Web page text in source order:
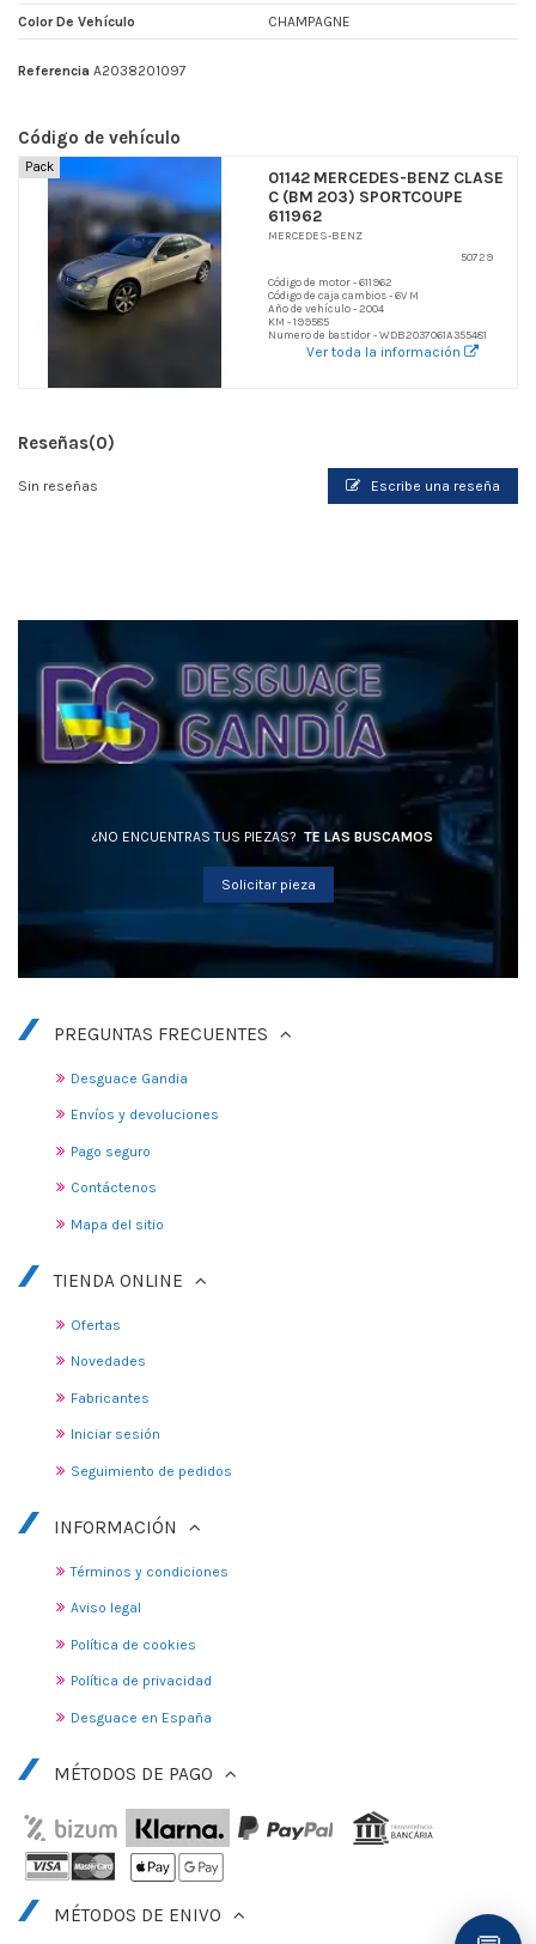
Color De Vehículo CHAMPAGNE
Referencia A2038201097
Código de vehículo
Pack
01142 MERCEDES-BENZ CLASE
C (BM 203) SPORTCOUPE
611962
MERCEDES-BENZ
50729
Código de motor - 611962
Código de caja cambios - 6V M
Año de vehículo - 2004
KM - 199585
Numero de bastidor - WDB2037061A355481
Ver toda la información
Reseñas(0)
Sin reseñas Escribe una reseña
¿NO ENCUENTRAS TUS PIEZAS? TE LAS BUSCAMOS
Solicitar pieza
PREGUNTAS FRECUENTES
Desguace Gandia
Envíos y devoluciones
Pago seguro
Contáctenos
Mapa del sitio
TIENDA ONLINE
Ofertas
Novedades
Fabricantes
Iniciar sesión
Seguimiento de pedidos
INFORMACIÓN
Términos y condiciones
Aviso legal
Política de cookies
Política de privacidad
Desguace en España
MÉTODOS DE PAGO
MÉTODOS DE ENIVO